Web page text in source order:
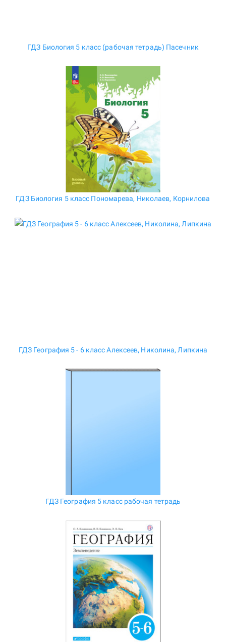
ГДЗ Биология 5 класс (рабочая тетрадь) Пасечник
ГДЗ Биология 5 класс Пономарева, Николаев, Корнилова
ГДЗ География 5 - 6 класс Алексеев, Николина, Липкина
ГДЗ География 5 класс рабочая тетрадь